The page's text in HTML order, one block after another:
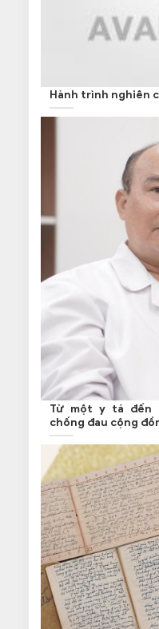
Hành trình nghiên
Từ một y tá đến
chống đau cộng